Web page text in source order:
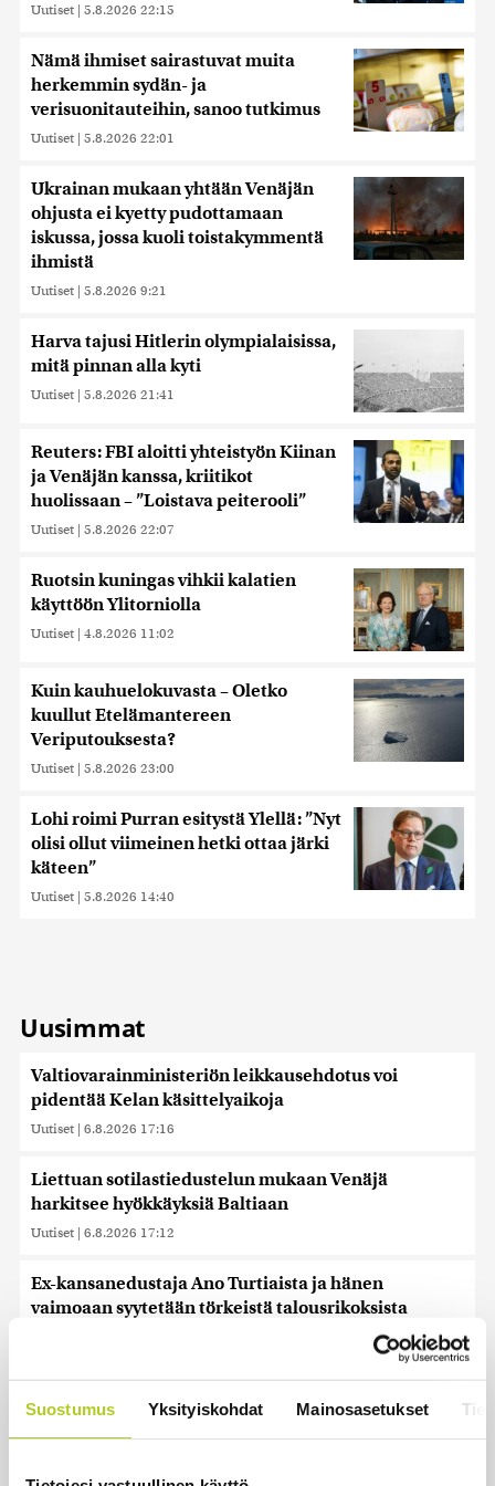
Suostumus Yksityiskohdat Mainosasetukset
Uutiset | 5.8.2026 22:15
Nämä ihmiset sairastuvat muita
herkemmin sydän- ja
verisuonitauteihin, sanoo tutkimus
Uutiset | 5.8.2026 22:01
Ukrainan mukaan yhtään Venäjän
ohjusta ei kyetty pudottamaan
iskussa, jossa kuoli toistakymmentä
ihmistä
Uutiset | 5.8.2026 9:21
Harva tajusi Hitlerin olympialaisissa,
mitä pinnan alla kyti
Uutiset | 5.8.2026 21:41
Reuters: FBI aloitti yhteistyön Kiinan
ja Venäjän kanssa, kriitikot
huolissaan – ”Loistava peiterooli”
Uutiset | 5.8.2026 22:07
Ruotsin kuningas vihkii kalatien
käyttöön Ylitorniolla
Uutiset | 4.8.2026 11:02
Kuin kauhuelokuvasta – Oletko
kuullut Etelämantereen
Veriputouksesta?
Uutiset | 5.8.2026 23:00
Lohi roimi Purran esitystä Ylellä: ”Nyt
olisi ollut viimeinen hetki ottaa järki
käteen”
Uutiset | 5.8.2026 14:40
Uusimmat
Valtiovarainministeriön leikkausehdotus voi
pidentää Kelan käsittelyaikoja
Uutiset | 6.8.2026 17:16
Liettuan sotilastiedustelun mukaan Venäjä
harkitsee hyökkäyksiä Baltiaan
Uutiset | 6.8.2026 17:12
Ex-kansanedustaja Ano Turtiaista ja hänen
vaimoaan syytetään törkeistä talousrikoksista
Hallitus nostaa alijäämän tällä kaudella selvästi
isommaksi kuin etukäteen arvioitiin, huomauttaa
politiikan vaikuttaja